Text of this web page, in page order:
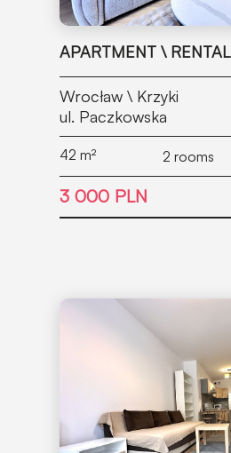
APARTMENT \ RENTAL
Wrocław \ Krzyki
ul. Paczkowska
42 m² 2 rooms
3 000 PLN